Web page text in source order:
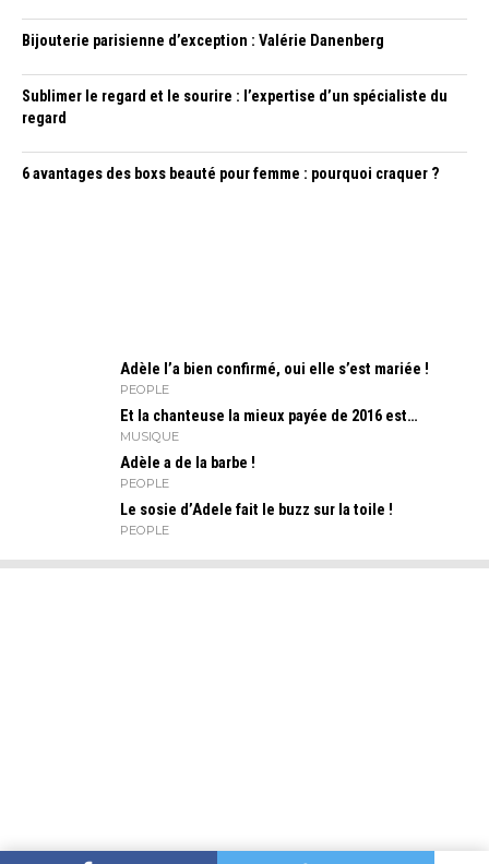
Bijouterie parisienne d’exception : Valérie Danenberg
Sublimer le regard et le sourire : l’expertise d’un spécialiste du
regard
6 avantages des boxs beauté pour femme : pourquoi craquer ?
Adèle l’a bien confirmé, oui elle s’est mariée !
PEOPLE
Et la chanteuse la mieux payée de 2016 est…
MUSIQUE
Adèle a de la barbe !
PEOPLE
Le sosie d’Adele fait le buzz sur la toile !
PEOPLE